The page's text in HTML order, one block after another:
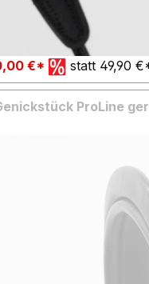
€* statt 49,90
ProLine